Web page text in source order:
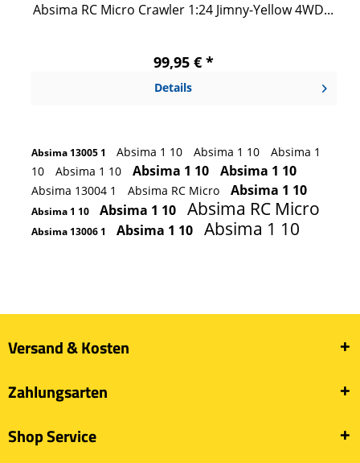
Absima RC Micro Crawler 1:24 Jimny-Yellow 4WD...
99,95 € *
Details
Absima 13005 1 Absima 1 10 Absima 1 10
Absima 1
10
Absima 1 10 Absima 1 10 Absima 1 10
Absima 13004 1 Absima RC Micro Absima 1 10
Absima 1 10 Absima 1 10 Absima RC Micro
Absima 13006 1 Absima 1 10 Absima 1 10
Versand & Kosten
Zahlungsarten
Shop Service